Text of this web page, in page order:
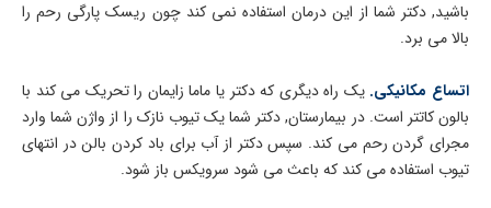
باشید, دکتر شما از این درمان استفاده نمی کند چون ریسک پارگی رحم را
بالا می برد.
اتساع مکانیکی. یک راه دیگری که دکتر یا ماما زایمان را تحریک می کند با
بالون کاتتر است. در بیمارستان, دکتر شما یک تیوب نازک را از واژن شما وارد
مجرای گردن رحم می کند. سپس دکتر از آب برای باد کردن بالن در انتهای
تیوب استفاده می کند که باعث می شود سرویکس باز شود.